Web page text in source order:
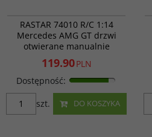
PROMOCJA
RASTAR 74010 R/C 1:14
Mercedes AMG GT drzwi
otwierane manualnie
119.90PLN
Dostępność:
DO KOSZYKA
szt.